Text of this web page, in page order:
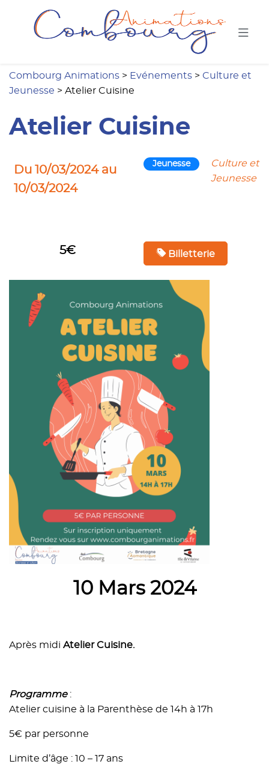
Combourg Animations > Evénements > Culture et
Jeunesse > Atelier Cuisine
Atelier Cuisine
Du 10/03/2024 au
10/03/2024
Jeunesse
Culture et
Jeunesse
5€ Billetterie
10 Mars2024
Après midi Atelier Cuisine.
Programme :
Atelier cuisine à la Parenthèse de 14h à 17h
5€ par personne
Limite d’âge : 10 – 17 ans